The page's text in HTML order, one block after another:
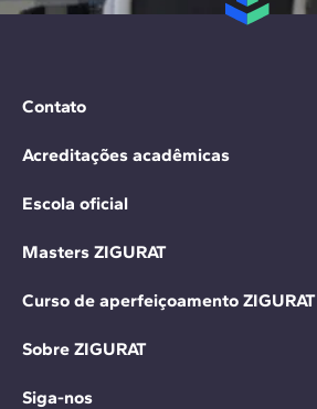
Contato
Acreditações acadêmicas
Escola oficial
Masters ZIGURAT
Curso de aperfeiçoamento ZIGURAT
Sobre ZIGURAT
Siga-nos